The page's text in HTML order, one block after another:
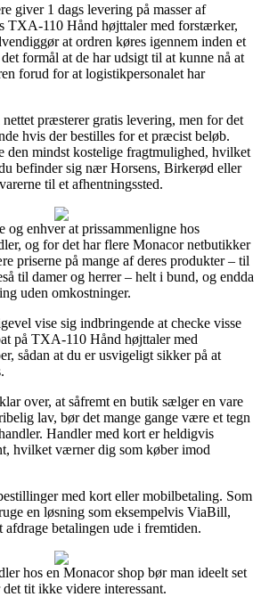
giver 1 dags levering på masser af
TXA-110 Hånd højttaler med forstærker,
at ordren køres igennem inden et
formål at de har udsigt til at kunne nå at
forud for at logistikpersonalet har
præsterer gratis levering, men for det
hvis der bestilles for et præcist beløb.
den mindst kostelige fragtmulighed, hvilket
befinder sig nær Horsens, Birkerød eller
til et afhentningssted.
enhver at prissammenligne hos
og for det har flere Monacor netbutikker
priserne på mange af deres produkter – til
til damer og herrer – helt i bund, og endda
uden omkostninger.
vise sig indbringende at checke visse
på TXA-110 Hånd højttaler med
sådan at du er usvigeligt sikker på at
over, at såfremt en butik sælger en vare
lav, bør det mange gange være et tegn
Handler med kort er heldigvis
hvilket værner dig som køber imod
med kort eller mobilbetaling. Som
en løsning som eksempelvis ViaBill,
betalingen ude i fremtiden.
hos en Monacor shop bør man ideelt set
tit ikke videre interessant.